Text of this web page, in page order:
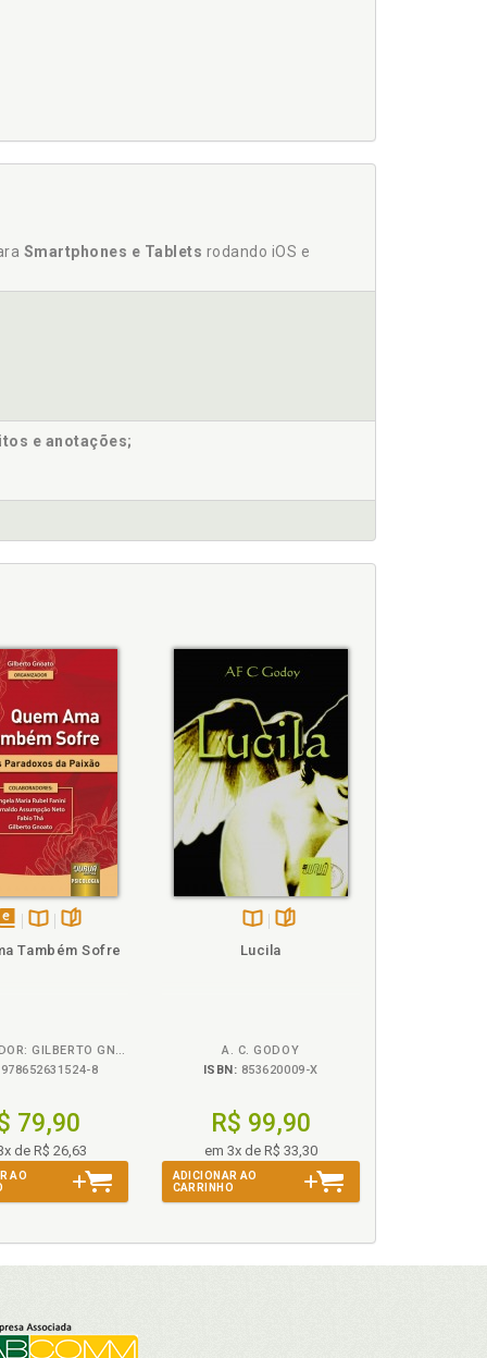
Smartphones e Tablets rodando iOS e
e anotações;
disponívelDisponível
páginas
Também Sofre
ORGANIZADOR: GILBERTO GNOATO
978652631524-8
79,90
de R$ 26,63
AO
Disponível
Lucila
A. C. GODOY
ISBN: 853620009-X
R$ 99,90
em 3x de R$ 33,30
ADICIONAR AO
CARRINHO